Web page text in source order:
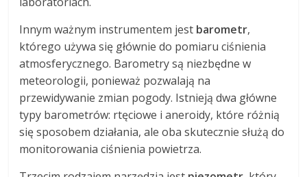
Innym ważnym instrumentem jest barometr,
którego używa się głównie do pomiaru ciśnienia
atmosferycznego. Barometry są niezbędne w
meteorologii, ponieważ pozwalają na
przewidywanie zmian pogody. Istnieją dwa główne
typy barometrów: rtęciowe i aneroidy, które różnią
się sposobem działania, ale oba skutecznie służą do
monitorowania ciśnienia powietrza.